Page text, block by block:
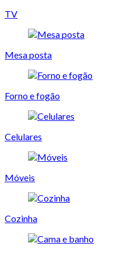
TV
Mesa posta
Forno e fogão
Celulares
Móveis
Cozinha